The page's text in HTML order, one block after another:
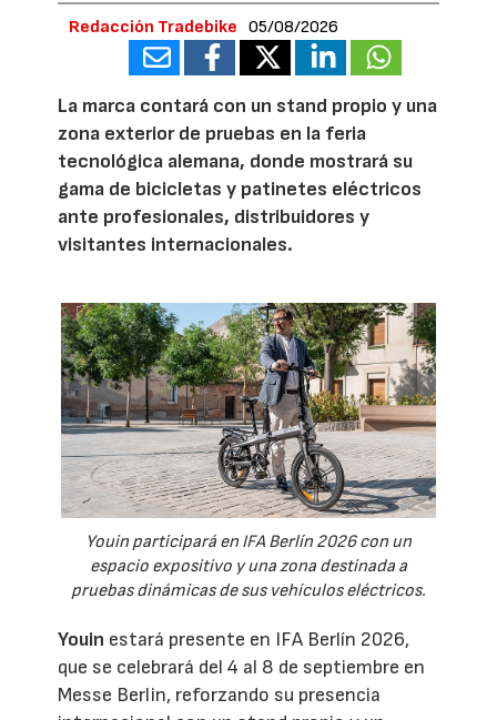
Redacción Tradebike 05/08/2026
La marca contará con un stand propio y una
zona exterior de pruebas en la feria
tecnológica alemana, donde mostrará su
gama de bicicletas y patinetes eléctricos
ante profesionales, distribuidores y
visitantes internacionales.
Youin participará en IFA Berlín 2026 con un
espacio expositivo y una zona destinada a
pruebas dinámicas de sus vehículos eléctricos.
Youin estará presente en IFA Berlín 2026,
que se celebrará del 4 al 8 de septiembre en
Messe Berlin, reforzando su presencia